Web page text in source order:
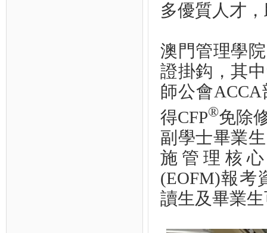
多優質人才
澳門管理學
證掛鈎，其
師公會
得CFP®免除
副學士畢業
施管理核心
(EOFM)報考
讀生及畢業